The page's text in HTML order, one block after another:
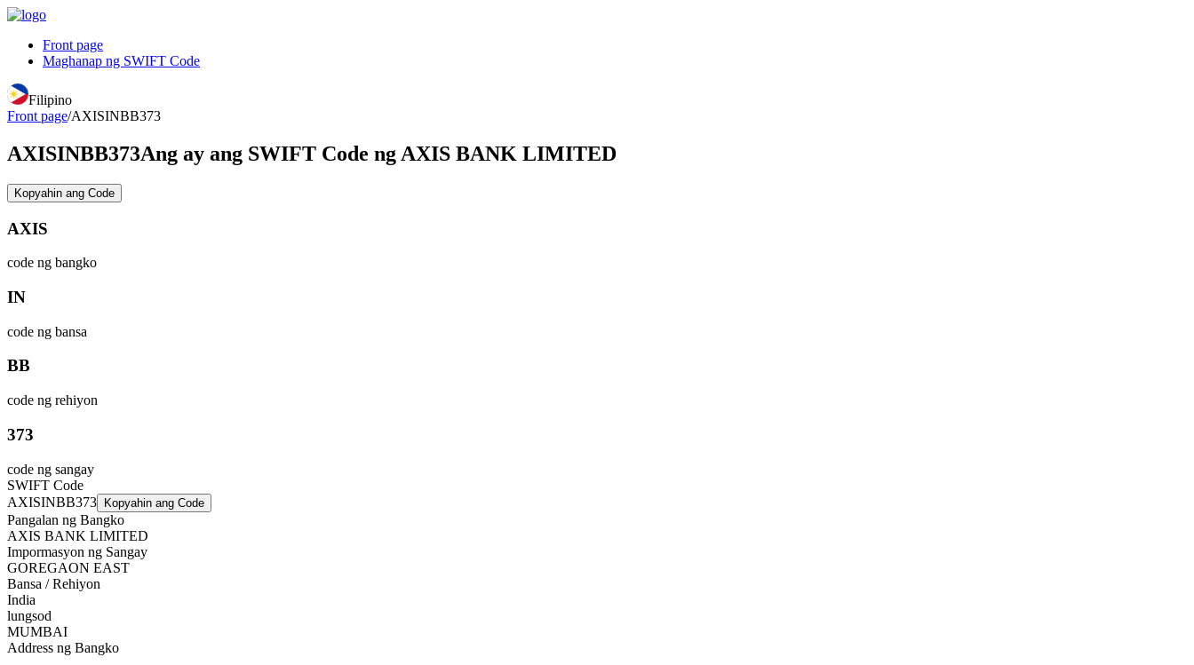
Front page
Maghanap ng SWIFT Code
Filipino
Front page/AXISINBB373
AXISINBB373Ang ay ang SWIFT Code ng AXIS BANK LIMITED
Kopyahin ang Code
AXIS
code ng bangko
IN
code ng bansa
BB
code ng rehiyon
373
code ng sangay
SWIFT Code
AXISINBB373 Kopyahin ang Code
Pangalan ng Bangko
AXIS BANK LIMITED
Impormasyon ng Sangay
GOREGAON EAST
Bansa / Rehiyon
India
lungsod
MUMBAI
Address ng Bangko